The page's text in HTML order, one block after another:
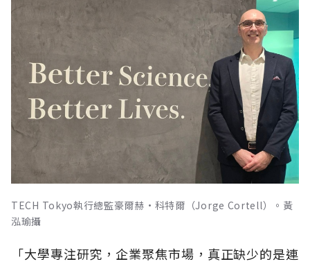
TECH Tokyo執行總監豪爾赫·科特爾（Jorge Cortell）。黃
泓瑜攝
「大學專注研究，企業聚焦市場，真正缺少的是連